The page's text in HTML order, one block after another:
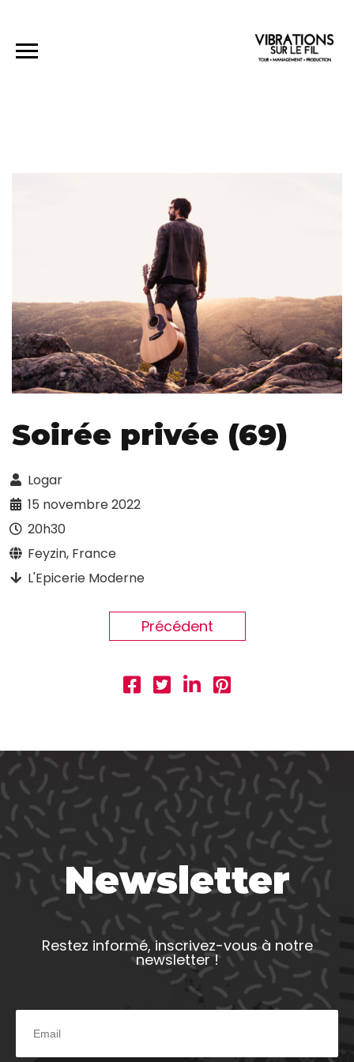
Soirée privée (69)
Logar
15 novembre 2022
20h30
Feyzin, France
L'Epicerie Moderne
Précédent
Newsletter
Restez informé, inscrivez-vous à notre
newsletter !